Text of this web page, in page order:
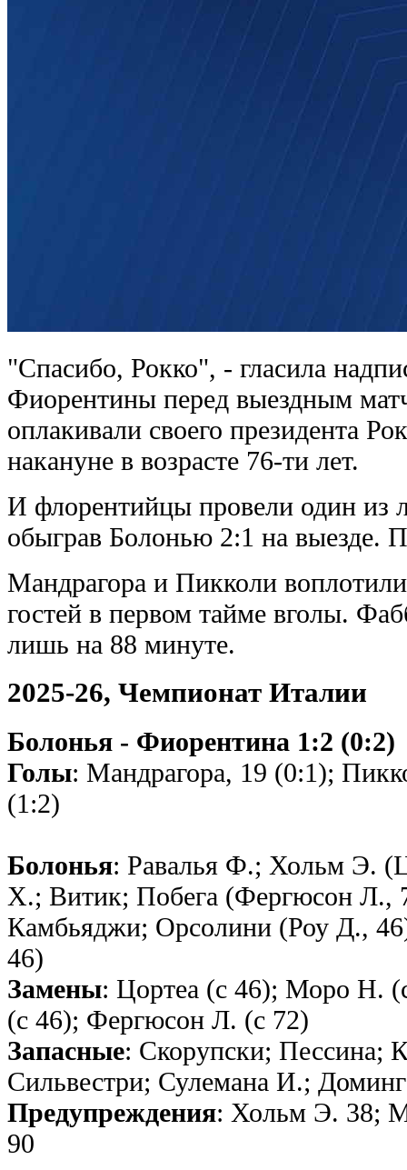
"Спасибо, Рокко", - гласила
Фиорентины перед выездным
оплакивали своего президента
накануне в возрасте 76-ти лет.
И флорентийцы провели один из
обыграв Болонью 2:1 на выезде.
Мандрагора и Пикколи
гостей в первом тайме вголы.
лишь на 88 минуте.
2025-26, Чемпионат Италии
Болонья - Фиорентина 1:2 (0:2)
Голы: Мандрагора, 19 (0:1);
(1:2)
Болонья: Равалья Ф.; Хольм Э.
Х.; Витик; Побега (Фергюсон
Камбьяджи; Орсолини (Роу Д.,
46)
Замены: Цортеа (с 46); Моро Н.
(с 46); Фергюсон Л. (с 72)
Запасные: Скорупски; Пессина;
Сильвестри; Сулемана И.;
Предупреждения: Хольм Э. 38;
90